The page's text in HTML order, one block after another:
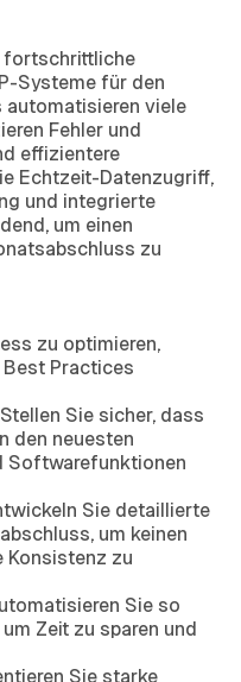
fortschrittliche
Systeme für den
automatisieren viele
Fehler und
effizientere
Echtzeit-Datenzugriff,
und integrierte
um einen
zu
zu optimieren,
Practices
Stellen Sie sicher, dass
den neuesten
Softwarefunktionen
Sie detaillierte
um keinen
Konsistenz zu
Sie so
Zeit zu sparen und
Sie starke